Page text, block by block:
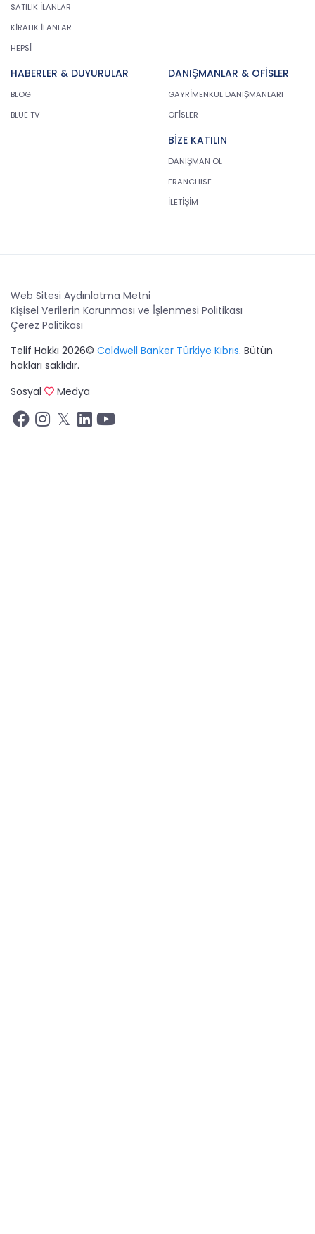
SATILIK İLANLAR
KİRALIK İLANLAR
HEPSİ
HABERLER & DUYURULAR
BLOG
BLUE TV
DANIŞMANLAR & OFİSLER
GAYRİMENKUL DANIŞMANLARI
OFİSLER
BİZE KATILIN
DANIŞMAN OL
FRANCHISE
İLETİŞİM
Web Sitesi Aydınlatma Metni
Kişisel Verilerin Korunması ve İşlenmesi Politikası
Çerez Politikası
Telif Hakkı 2026© Coldwell Banker Türkiye Kıbrıs. Bütün
hakları saklıdır.
Sosyal
Medya